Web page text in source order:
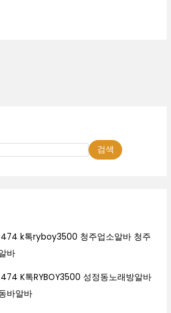
검색
k톡ryboy3500 청주업소알바 청주
바
K톡RYBOY3500 성정동노래방알바
바알바